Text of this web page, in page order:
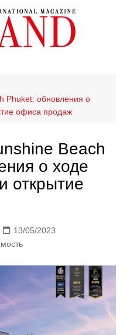
Phuket: обновления о
офиса продаж
Beach
о ходе
открытие
13/05/2023